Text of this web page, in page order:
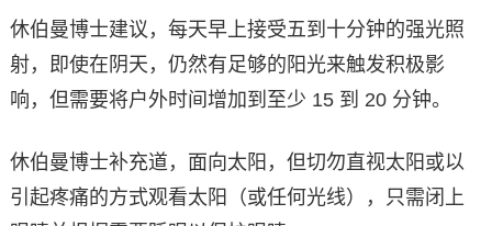
休伯曼博士建议，每天早上接受五到十分钟的强光照
射，即使在阴天，仍然有足够的阳光来触发积极影
响，但需要将户外时间增加到至少 15 到 20 分钟。
休伯曼博士补充道，面向太阳，但切勿直视太阳或以
引起疼痛的方式观看太阳（或任何光线），只需闭上